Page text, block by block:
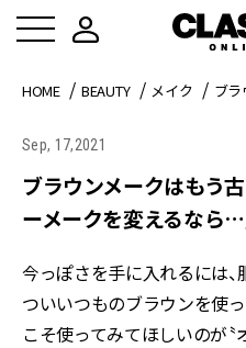
HOME BEAUTY メイク ブ
Sep, 17,2021
ブラウンメークはもう
ーメークを変えるなら…
今っぽさを手に入れるには
ついいつものブラウンを使
こそ使ってみてほしいのが〝オ